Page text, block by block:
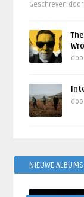
Geschreven door
NIEUWE ALBUMS